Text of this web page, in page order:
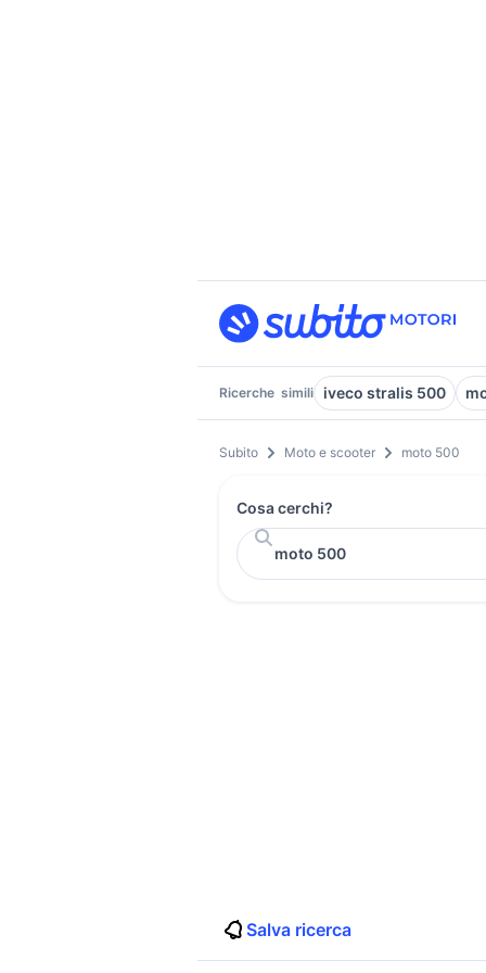
Ricerche simili iveco stralis 500
Subito Moto e scooter moto 500
Cosa cerchi?
Salva ricerca